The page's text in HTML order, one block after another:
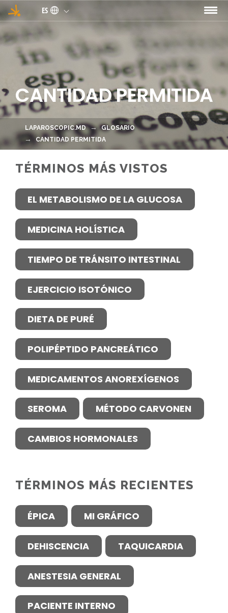
Pasar al contenido principal
ES
CANTIDAD PERMITIDA
LAPAROSCOPIC.MD
GLOSARIO
CANTIDAD PERMITIDA
TÉRMINOS MÁS VISTOS
EL METABOLISMO DE LA GLUCOSA
MEDICINA HOLÍSTICA
TIEMPO DE TRÁNSITO INTESTINAL
EJERCICIO ISOTÓNICO
DIETA DE PURÉ
POLIPÉPTIDO PANCREÁTICO
MEDICAMENTOS ANOREXÍGENOS
SEROMA MÉTODO CARVONEN
CAMBIOS HORMONALES
TÉRMINOS MÁS RECIENTES
ÉPICA MI GRÁFICO
DEHISCENCIA TAQUICARDIA
ANESTESIA GENERAL
PACIENTE INTERNO